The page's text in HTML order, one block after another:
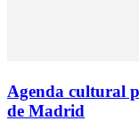
Agenda cultural
de Madrid